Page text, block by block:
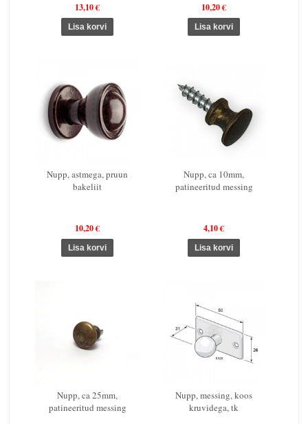
13,10 € 10,20 €
Nupp, astmega, pruun
bakeliit
10,20 €
Nupp, ca 10mm,
patineeritud messing
4,10 €
Nupp, ca 25mm,
patineeritud messing
Nupp, messing, koos
kruvidega, tk